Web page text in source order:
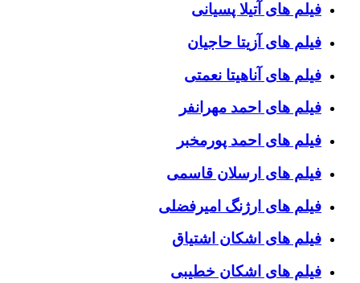
فیلم های آتیلا پسیانی
فیلم های آزیتا حاجیان
فیلم های آناهیتا نعمتی
فیلم های احمد مهرانفر
فیلم های احمد پورمخبر
فیلم های ارسلان قاسمی
فیلم های ارژنگ امیرفضلی
فیلم های اشکان اشتیاق
فیلم های اشکان خطیبی